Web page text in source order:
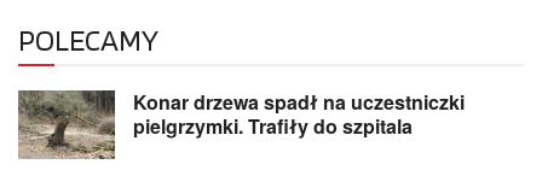
POLECAMY
Konar drzewa spadł na uczestniczki
pielgrzymki. Trafiły do szpitala